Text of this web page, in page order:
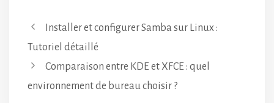
Installer et configurer Samba sur Linux :
Tutoriel détaillé
Comparaison entre KDE et XFCE : quel
environnement de bureau choisir ?